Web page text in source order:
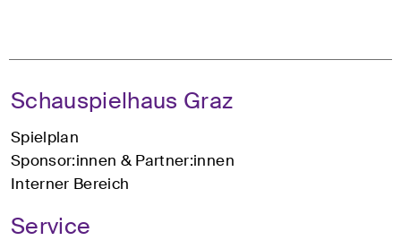
Schauspielhaus Graz
Spielplan
Sponsor:innen & Partner:innen
Interner Bereich
Service